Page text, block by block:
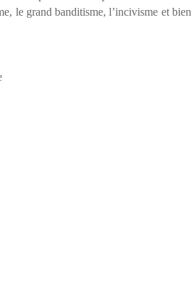
le grand banditisme, l’incivisme et bien